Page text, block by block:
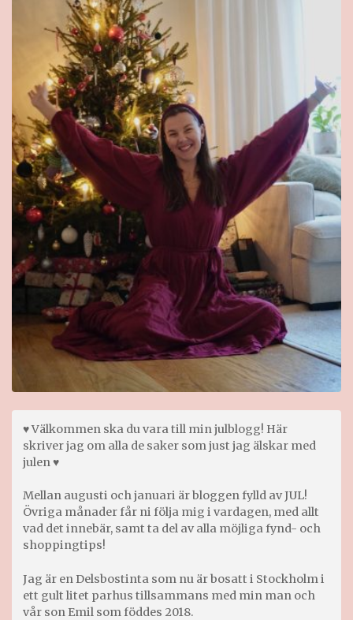
♥ Välkommen ska du vara till min julblogg! Här
skriver jag om alla de saker som just jag älskar med
julen ♥
Mellan augusti och januari är bloggen fylld av JUL!
Övriga månader får ni följa mig i vardagen, med allt
vad det innebär, samt ta del av alla möjliga fynd- och
shoppingtips!
Jag är en Delsbostinta som nu är bosatt i Stockholm i
ett gult litet parhus tillsammans med min man och
vår son Emil som föddes 2018.